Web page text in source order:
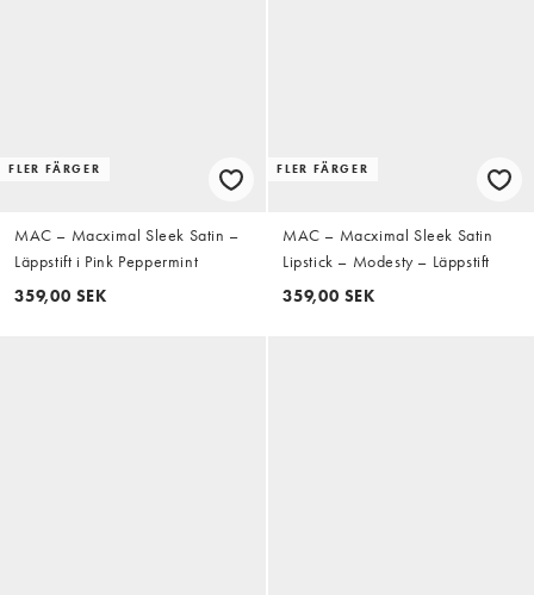
FLER FÄRGER
MAC – Macximal Sleek Satin –
Läppstift i Pink Peppermint
359,00 SEK
FLER FÄRGER
MAC – Macximal Sleek Satin
Lipstick – Modesty – Läppstift
359,00 SEK